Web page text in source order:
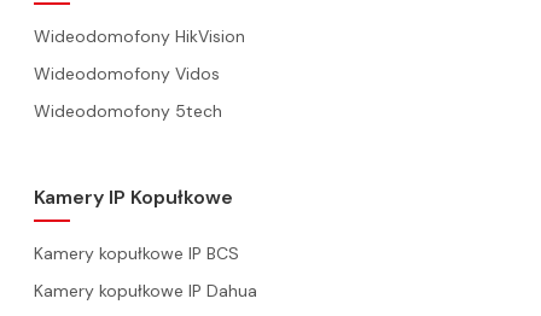
Wideodomofony HikVision
Wideodomofony Vidos
Wideodomofony 5tech
Kamery IP Kopułkowe
Kamery kopułkowe IP BCS
Kamery kopułkowe IP Dahua